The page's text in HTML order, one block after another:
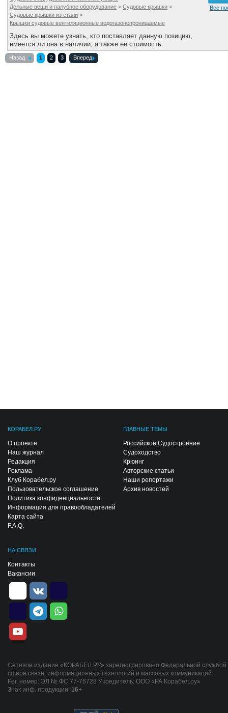
Дельные вещи и палубное оборудование > Судовые крышки >
Судовые крышки из стали >
Крышки судовые вентиляционные водогазонепроницаемые
Здесь вы можете узнать, кто поставляет данную позицию,
имеется ли она в наличии, а также её стоимость.
Все
Назад 1 2 3 Вперед
КОРАБЕЛ.РУ
О проекте
Наш журнал
Редакция
Реклама
Клуб Корабел.ру
Пользовательское соглашение
Политика конфиденциальности
Информация для правообладателей
Карта сайта
F.A.Q.
ГЛАВНЫЕ ТЕМЫ
Российское Судостроение
Судоходство
Крюинг
Авторские статьи
Наши репортажи
Архив новостей
НА СВЯЗИ
Контакты
Вакансии
Сетевое издание «КОРАБЕЛ.РУ» зарегистрировано Федеральной службой
сфере связи, информационных технологий и массовых коммуникаций.
Рег. номер: ЭЛ № ФС 77-76728 Учредитель: ООО «РА Корабел.ру»
Знак инф. продукции: 16+